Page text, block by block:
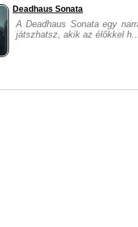
Deadhaus Sonata
A Deadhaus Sonata egy
játszhatsz, akik az élőkkel h...